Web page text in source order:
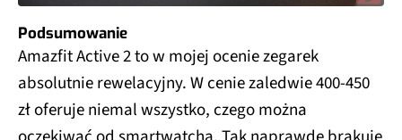
Podsumowanie
Amazfit Active 2 to w mojej ocenie zegarek
absolutnie rewelacyjny. W cenie zaledwie 400-450
zł oferuje niemal wszystko, czego można